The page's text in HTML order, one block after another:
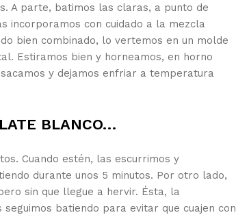
A parte, batimos las claras, a punto de
incorporamos con cuidado a la mezcla
bien combinado, lo vertemos en un molde
Estiramos bien y horneamos, en horno
y dejamos enfriar a temperatura
BLANCO…
Cuando estén, las escurrimos y
durante unos 5 minutos. Por otro lado,
sin que llegue a hervir. Ésta, la
batiendo para evitar que cuajen con